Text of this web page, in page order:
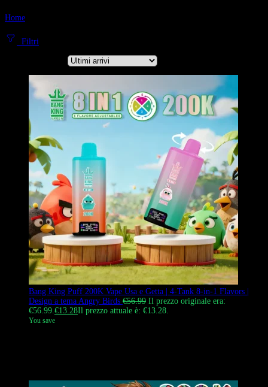
Home
Filtri
Bang King Puff 200K Vape Usa e Getta | 4-Tank 8-in-1 Flavors |
Design a tema Angry Birds €56.99 Il prezzo originale era:
€56.99.€13.28Il prezzo attuale è: €13.28.
You save